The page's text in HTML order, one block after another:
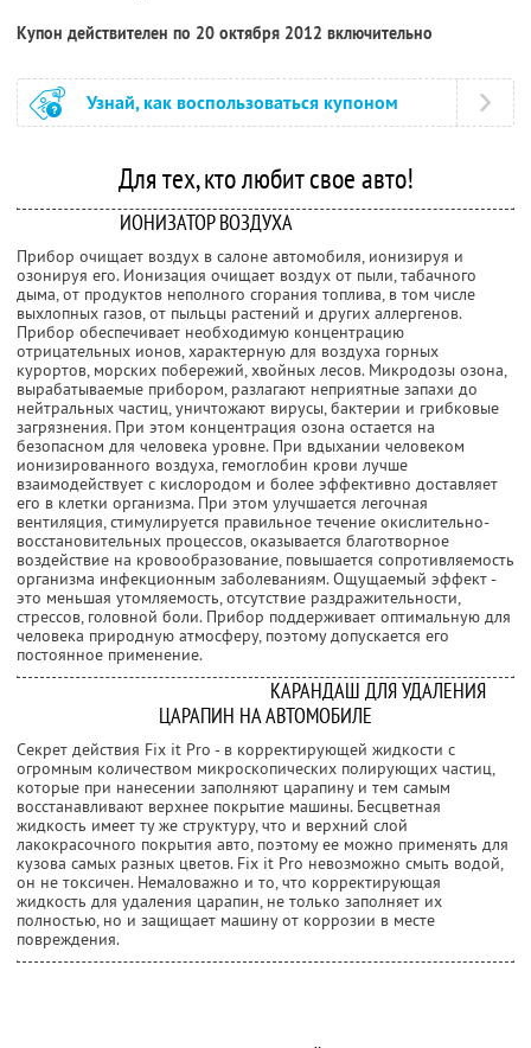
Купон действителен по 20 октября 2012 включительно
Узнай, как воспользоваться купоном
Для тех, кто любит свое авто!
ИОНИЗАТОР ВОЗДУХА
Прибор очищает воздух в салоне автомобиля, ионизируя и
озонируя его. Ионизация очищает воздух от пыли, табачного
дыма, от продуктов неполного сгорания топлива, в том числе
выхлопных газов, от пыльцы растений и других аллергенов.
Прибор обеспечивает необходимую концентрацию
отрицательных ионов, характерную для воздуха горных
курортов, морских побережий, хвойных лесов. Микродозы озона,
вырабатываемые прибором, разлагают неприятные запахи до
нейтральных частиц, уничтожают вирусы, бактерии и грибковые
загрязнения. При этом концентрация озона остается на
безопасном для человека уровне. При вдыхании человеком
ионизированного воздуха, гемоглобин крови лучше
взаимодействует с кислородом и более эффективно доставляет
его в клетки организма. При этом улучшается легочная
вентиляция, стимулируется правильное течение окислительно-
восстановительных процессов, оказывается благотворное
воздействие на кровообразование, повышается сопротивляемость
организма инфекционным заболеваниям. Ощущаемый эффект -
это меньшая утомляемость, отсутствие раздражительности,
стрессов, головной боли. Прибор поддерживает оптимальную для
человека природную атмосферу, поэтому допускается его
постоянное применение.
КАРАНДАШ ДЛЯ УДАЛЕНИЯ
ЦАРАПИН НА АВТОМОБИЛЕ
Секрет действия Fix it Pro - в корректирующей жидкости с
огромным количеством микроскопических полирующих частиц,
которые при нанесении заполняют царапину и тем самым
восстанавливают верхнее покрытие машины. Бесцветная
жидкость имеет ту же структуру, что и верхний слой
лакокрасочного покрытия авто, поэтому ее можно применять для
кузова самых разных цветов. Fix it Pro невозможно смыть водой,
он не токсичен. Немаловажно и то, что корректирующая
жидкость для удаления царапин, не только заполняет их
полностью, но и защищает машину от коррозии в месте
повреждения.